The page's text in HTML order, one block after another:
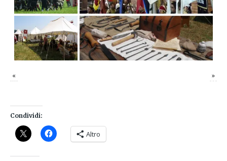
« »
Condividi:
Altro